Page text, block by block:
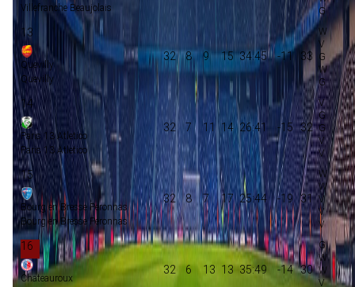
Villefranche Beaujolais
13
Quevilly
Quevilly
32 8 9 15 34:45 -11 33
14
Paris 13 Atletico
Paris 13 Atletico
32 7 11 14 26:41 -15 32
15
Bourg en Bresse Peronnas
Bourg en Bresse Peronnas
32 8 7 17 25:44 -19 31
16
Chateauroux
32 6 13 13 35:49 -14 30